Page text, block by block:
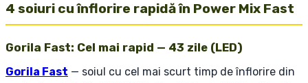
4 soiuri cu înflorire rapidă în Power Mix Fast
Gorila Fast: Cel mai rapid — 43 zile (LED)
Gorila Fast — soiul cu cel mai scurt timp de înflorire din